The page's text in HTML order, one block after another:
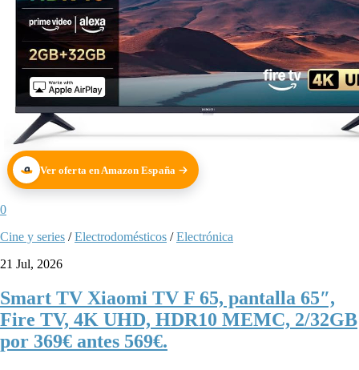
Ver oferta en Amazon España
0
Cine y series /Electrodomésticos /Electrónica
21 Jul, 2026
Smart TV Xiaomi TV F 65, pantalla 65″,
Fire TV, 4K UHD, HDR10 MEMC, 2/32GB
por 369€ antes 569€.